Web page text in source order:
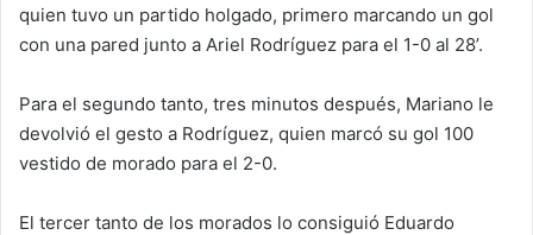
quien tuvo un partido holgado, primero marcando un gol
con una pared junto a Ariel Rodríguez para el 1-0 al 28’.
Para el segundo tanto, tres minutos después, Mariano le
devolvió el gesto a Rodríguez, quien marcó su gol 100
vestido de morado para el 2-0.
El tercer tanto de los morados lo consiguió Eduardo